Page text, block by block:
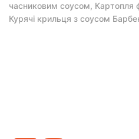
часниковим соусом, Картопля
Курячі крильця з соусом